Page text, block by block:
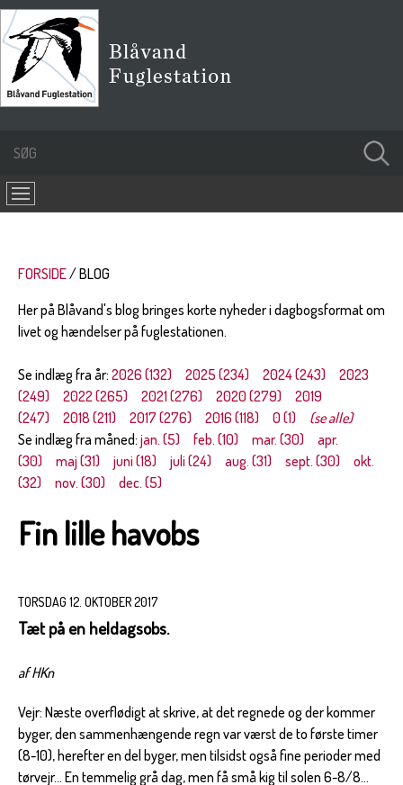
FORSIDE
BLOG
Her på Blåvand's blog bringes korte nyheder i dagbogsformat om
livet og hændelser på fuglestationen.
Se indlæg fra år: 2026 (132) 2025 (234) 2024 (243)
2023
(249)
2022 (265) 2021 (276) 2020 (279)
2019
(247)
2018 (211) 2017 (276) 2016 (118) 0 (1)
(se alle)
Se indlæg fra måned: jan. (5) feb. (10) mar. (30)
apr.
(30)
maj (31) juni (18) juli (24) aug. (31) sept. (30)
okt.
(32)
nov. (30) dec. (5)
Fin lille havobs
TORSDAG 12. OKTOBER 2017
Tæt på en heldagsobs.
af HKn
Vejr: Næste overflødigt at skrive, at det regnede og der kommer
byger, den sammenhængende regn var værst de to første timer
(8-10), herefter en del byger, men tilsidst også fine perioder med
tørvejr... En temmelig grå dag, men få små kig til solen 6-8/8...